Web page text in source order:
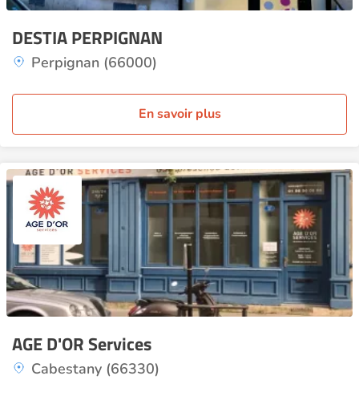
DESTIA PERPIGNAN
Perpignan (66000)
En savoir plus
AGE D'OR Services
Cabestany (66330)